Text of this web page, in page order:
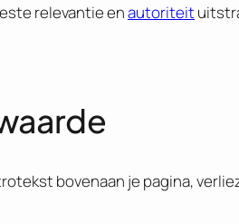
relevantie enautoriteit
bovenaan je pagina,